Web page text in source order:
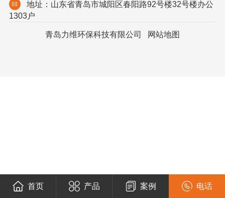
地址：山东省青岛市城阳区春阳路92号楼32号楼办公
1303户
青岛力维环保科技有限公司 网站地图
首页 产品 案例 电话